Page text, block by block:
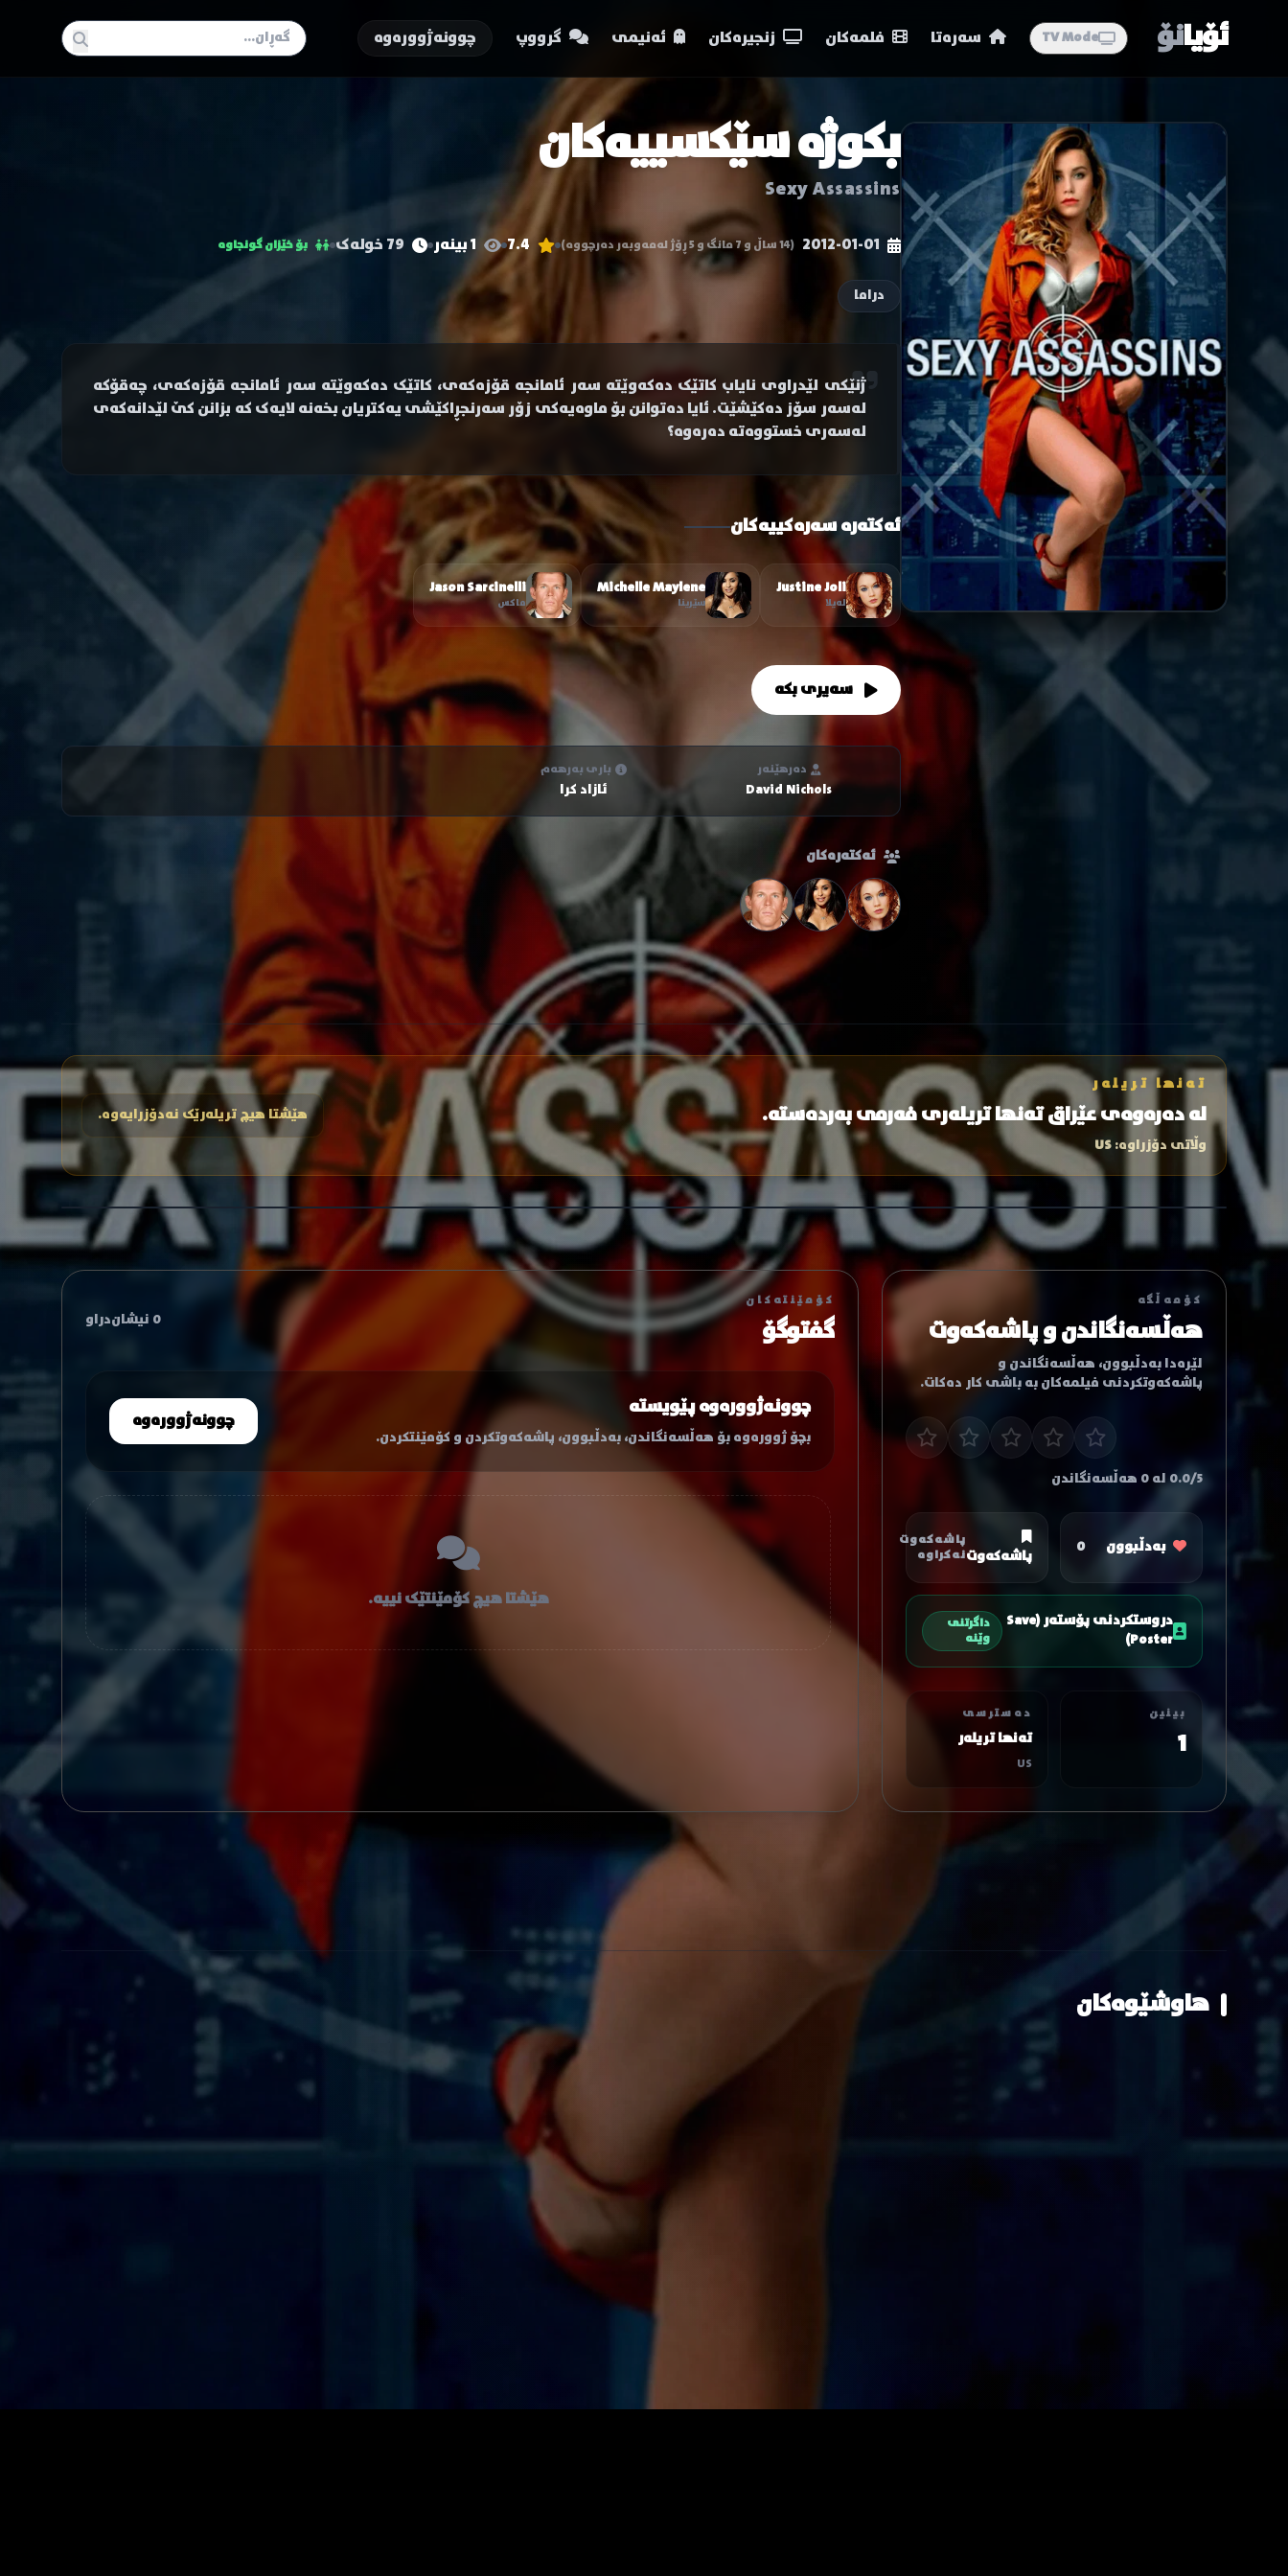
ئۆیانۆ TV Mode سەرەتا فلمەکان زنجیرەکان ئەنیمی گرووپ چوونەژوورەوە
بکوژە سێکسییەکان
Sexy Assassins
2012-01-01 (14 ساڵ و 7 مانگ و 5 ڕۆژ لەمەوبەر دەرچووە) 7.4 1 بینەر 79 خولەک بۆ خێزان گونجاوە
دراما
ژنێکی لێدراوی نایاب کاتێک دەکەوێتە سەر ئامانجە قۆزەکەی، کاتێک دەکەوێتە سەر ئامانجە قۆزەکەی، چەقۆکە
لەسەر سۆز دەکێشێت. ئایا دەتوانن بۆ ماوەیەکی زۆر سەرنجڕاکێشی یەکتریان بخەنە لایەک کە بزانن کێ لێدانەکەی
لەسەری خستووەتە دەرەوە؟
ئەکتەرە سەرەکییەکان
Justine Joli
لەیلا
Michelle Maylene
سێرینا
Jason Sarcinelli
ماکس
سەیری بکە
دەرهێنەر
David Nichols
باری بەرهەم
ئازاد کرا
ئەکتەرەکان
تەنها تریلەر
لە دەرەوەی عێراق تەنها تریلەری فەرمی بەردەستە.
وڵاتی دۆزراوە:US
هێشتا هیچ تریلەرێک نەدۆزرایەوە.
کۆمەڵگە
هەڵسەنگاندن و پاشەکەوت
لێرەدا بەدڵبوون، هەڵسەنگاندن و
پاشەکەوتکردنی فیلمەکان بە باشی کار دەکات.
0.0/5 لە 0 هەڵسەنگاندن
بەدڵبوون 0 پاشەکەوت
پاشەکەوت
نەکراوە
دروستکردنی پۆستەر (Save
Poster)
داگرتنی
وێنە
بینین
1
دەسترسی
تەنها تریلەر
US
کۆمێنتەکان
گفتوگۆ 0 نیشان‌دراو
چوونەژوورەوە پێویستە
بچۆ ژوورەوە بۆ هەڵسەنگاندن، بەدڵبوون، پاشەکەوتکردن و کۆمێنتکردن.
چوونەژوورەوە
هێشتا هیچ کۆمێنتێک نییە.
هاوشێوەکان